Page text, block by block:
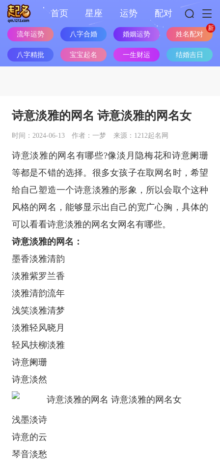
首页 星座 运势 配对
流年运势 八字合婚 婚姻运势 姓名配对
八字精批 宝宝起名 一生财运 结婚吉日
诗意淡雅的网名 诗意淡雅的网名女
时间：2024-06-13 作者：一梦 来源：1212起名网
诗意淡雅的网名有哪些?像淡月隐梅花和诗意阑珊
等都是不错的选择。很多女孩子在取网名时，希望
给自己塑造一个诗意淡雅的形象，所以会取个这种
风格的网名，能够显示出自己的宽广心胸，具体的
可以看看诗意淡雅的网名女网名有哪些。
诗意淡雅的网名：
墨香淡雅清韵
淡雅紫罗兰香
淡雅清韵流年
浅笑淡雅清梦
淡雅轻风晓月
轻风扶柳淡雅
诗意阑珊
诗意淡然
浅墨淡诗
诗意的云
琴音淡愁